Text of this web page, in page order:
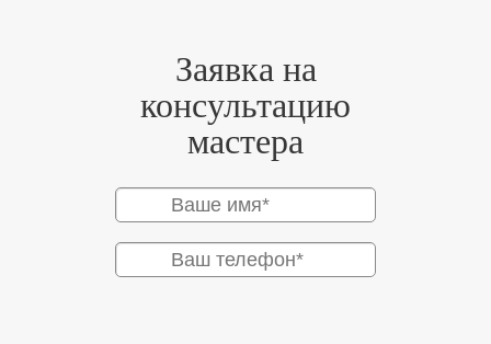
Заявка на
консультацию
мастера